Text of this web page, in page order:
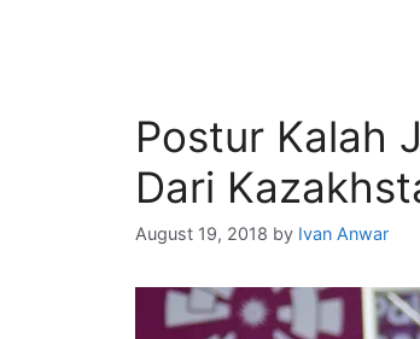
Postur Kalah
Dari
August 19, 2018 by Ivan Anwar